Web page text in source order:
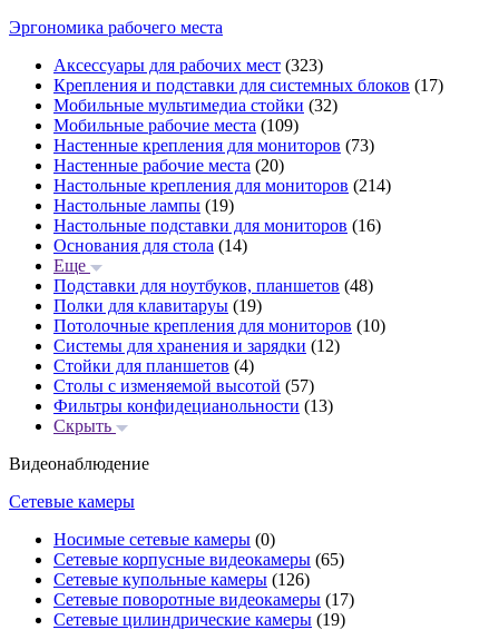
Эргономика рабочего места
Аксессуары для рабочих мест (323)
Крепления и подставки для системных блоков (17)
Мобильные мультимедиа стойки (32)
Мобильные рабочие места (109)
Настенные крепления для мониторов (73)
Настенные рабочие места (20)
Настольные крепления для мониторов (214)
Настольные лампы (19)
Настольные подставки для мониторов (16)
Основания для стола (14)
Еще
Подставки для ноутбуков, планшетов (48)
Полки для клавитаруы (19)
Потолочные крепления для мониторов (10)
Системы для хранения и зарядки (12)
Стойки для планшетов (4)
Столы с изменяемой высотой (57)
Фильтры конфидецианольности (13)
Скрыть
Видеонаблюдение
Сетевые камеры
Носимые сетевые камеры (0)
Сетевые корпусные видеокамеры (65)
Сетевые купольные камеры (126)
Сетевые поворотные видеокамеры (17)
Сетевые цилиндрические камеры (19)